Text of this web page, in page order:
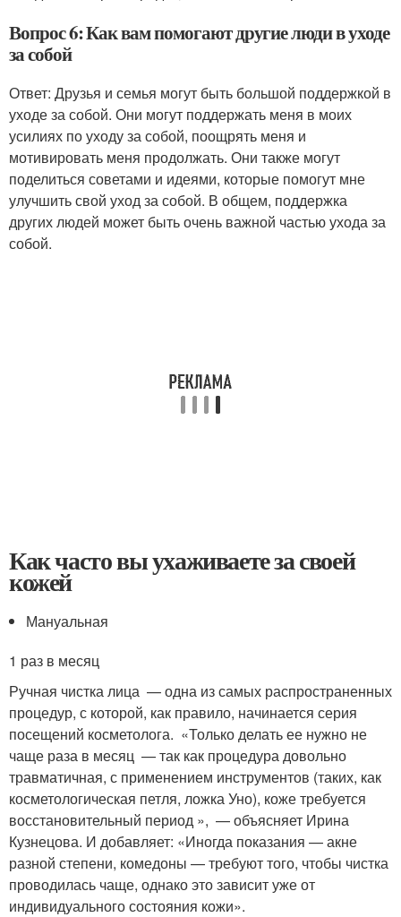
Вопрос 6: Как вам помогают другие люди в уходе
за собой
Ответ: Друзья и семья могут быть большой поддержкой в
уходе за собой. Они могут поддержать меня в моих
усилиях по уходу за собой, поощрять меня и
мотивировать меня продолжать. Они также могут
поделиться советами и идеями, которые помогут мне
улучшить свой уход за собой. В общем, поддержка
других людей может быть очень важной частью ухода за
собой.
Как часто вы ухаживаете за своей
кожей
Мануальная
1 раз в месяц
Ручная чистка лица — одна из самых распространенных
процедур, с которой, как правило, начинается серия
посещений косметолога. «Только делать ее нужно не
чаще раза в месяц — так как процедура довольно
травматичная, с применением инструментов (таких, как
косметологическая петля, ложка Уно), коже требуется
восстановительный период », — объясняет Ирина
Кузнецова. И добавляет: «Иногда показания — акне
разной степени, комедоны — требуют того, чтобы чистка
проводилась чаще, однако это зависит уже от
индивидуального состояния кожи».